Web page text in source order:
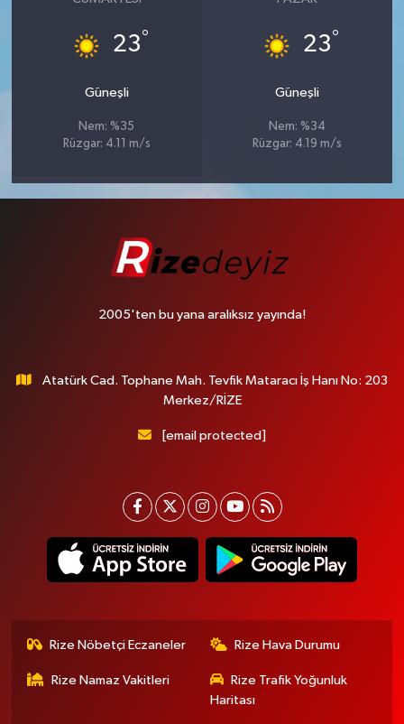
23°
Güneşli
Nem: %35
Rüzgar: 4.11 m/s
23°
Güneşli
Nem: %34
Rüzgar: 4.19 m/s
2005'ten bu yana aralıksız yayında!
Atatürk Cad. Tophane Mah. Tevfik Mataracı İş Hanı No: 203
Merkez/RİZE
[email protected]
Rize Nöbetçi Eczaneler Rize Hava Durumu
Rize Namaz Vakitleri
Rize Trafik Yoğunluk
Haritası